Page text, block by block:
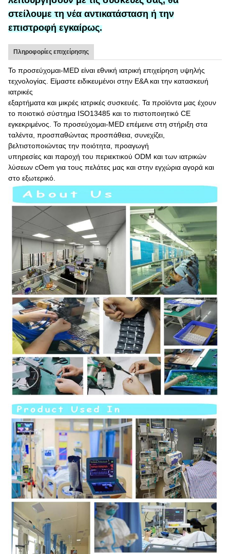
στείλουμε τη νέα αντικατάσταση ή την
επιστροφή εγκαίρως.
Πληροφορίες επιχείρησης
Το προσεύχομαι-MED είναι εθνική ιατρική επιχείρηση υψηλής
τεχνολογίας. Είμαστε ειδικευμένοι στην Ε&Α και την κατασκευή
ιατρικές
εξαρτήματα και μικρές ιατρικές συσκευές. Τα προϊόντα μας έχουν
το ποιοτικό σύστημα ISO13485 και το πιστοποιητικό CE
εγκεκριμένος. Το προσεύχομαι-MED επέμεινε στη στήριξη στα
ταλέντα, προσπαθώντας προσπάθεια, συνεχίζει,
βελτιστοποιώντας την ποιότητα, προαγωγή
υπηρεσίες και παροχή του περιεκτικού ODM και των ιατρικών
λύσεων cOem για τους πελάτες μας και στην εγχώρια αγορά και
στο εξωτερικό.